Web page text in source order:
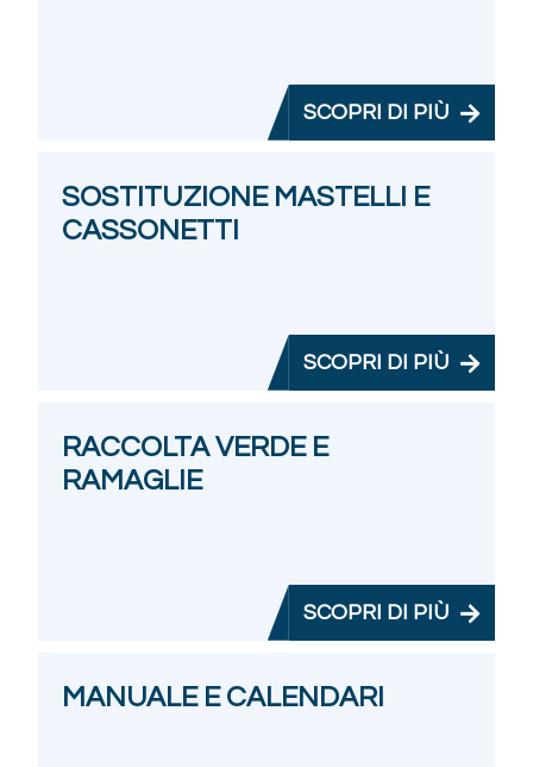
SCOPRI DI PIÙ
SOSTITUZIONE MASTELLI E
CASSONETTI
SCOPRI DI PIÙ
RACCOLTA VERDE E
RAMAGLIE
SCOPRI DI PIÙ
MANUALE E CALENDARI